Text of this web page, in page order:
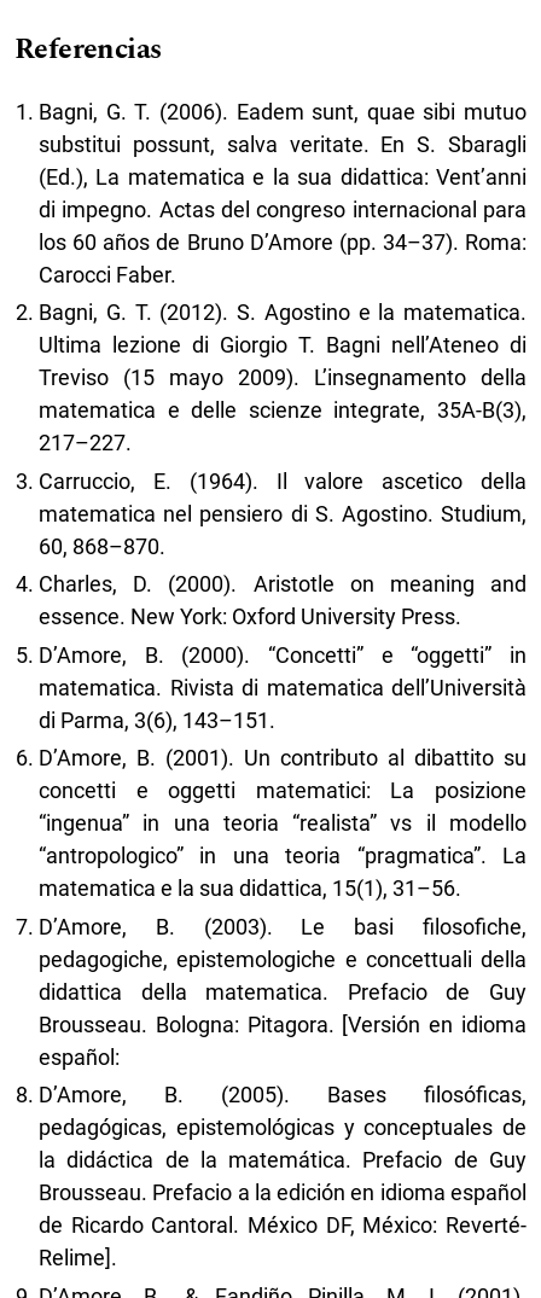
Referencias
Bagni, G. T. (2006). Eadem sunt, quae sibi mutuo
substitui possunt, salva veritate. En S. Sbaragli
(Ed.), La matematica e la sua didattica: Vent’anni
di impegno. Actas del congreso internacional para
los 60 años de Bruno D’Amore (pp. 34–37). Roma:
Carocci Faber.
Bagni, G. T. (2012). S. Agostino e la matematica.
Ultima lezione di Giorgio T. Bagni nell’Ateneo di
Treviso (15 mayo 2009). L’insegnamento della
matematica e delle scienze integrate, 35A-B(3),
217–227.
Carruccio, E. (1964). Il valore ascetico della
matematica nel pensiero di S. Agostino. Studium,
60, 868–870.
Charles, D. (2000). Aristotle on meaning and
essence. New York: Oxford University Press.
D’Amore, B. (2000). “Concetti” e “oggetti” in
matematica. Rivista di matematica dell’Università
di Parma, 3(6), 143–151.
D’Amore, B. (2001). Un contributo al dibattito su
concetti e oggetti matematici: La posizione
“ingenua” in una teoria “realista” vs il modello
“antropologico” in una teoria “pragmatica”. La
matematica e la sua didattica, 15(1), 31–56.
D’Amore, B. (2003). Le basi filosofiche,
pedagogiche, epistemologiche e concettuali della
didattica della matematica. Prefacio de Guy
Brousseau. Bologna: Pitagora. [Versión en idioma
español:
D’Amore, B. (2005). Bases filosóficas,
pedagógicas, epistemológicas y conceptuales de
la didáctica de la matemática. Prefacio de Guy
Brousseau. Prefacio a la edición en idioma español
de Ricardo Cantoral. México DF, México: Reverté-
Relime].